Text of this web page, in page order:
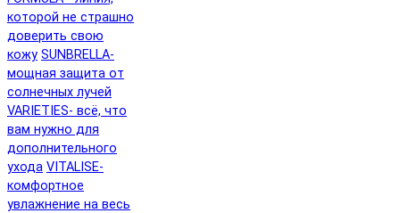
которой не страшно
доверить свою
кожу SUNBRELLA-
мощная защита от
солнечных лучей
VARIETIES- всё, что
вам нужно для
дополнительного
ухода VITALISE-
комфортное
увлажнение на весь